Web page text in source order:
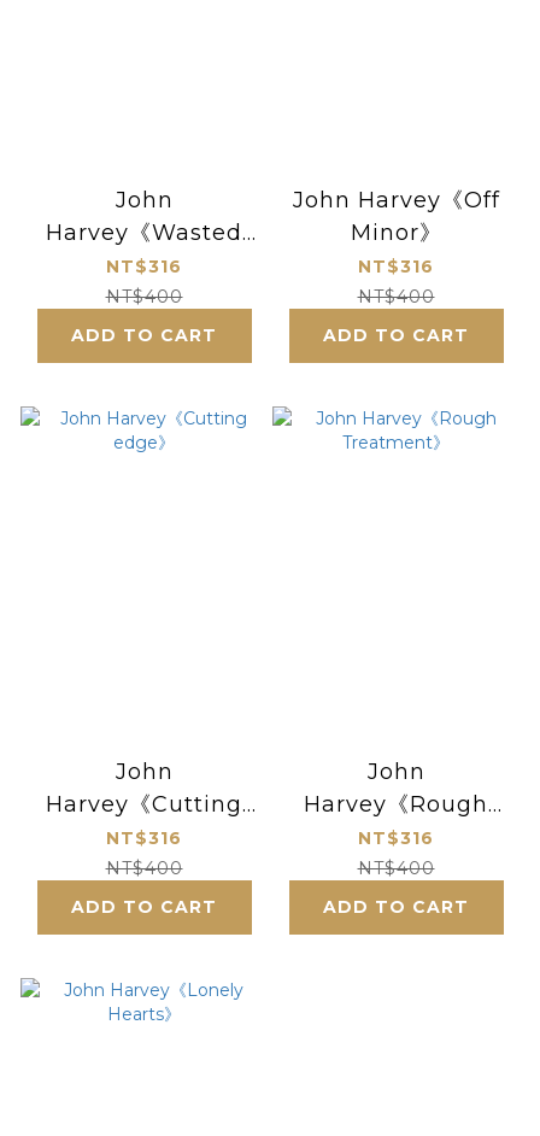
John
Harvey《Wasted
Years》
NT$316
NT$400
ADD TO CART
John Harvey《Off
Minor》
NT$316
NT$400
ADD TO CART
John
Harvey《Cutting
edge》
NT$316
NT$400
ADD TO CART
John
Harvey《Rough
Treatment》
NT$316
NT$400
ADD TO CART